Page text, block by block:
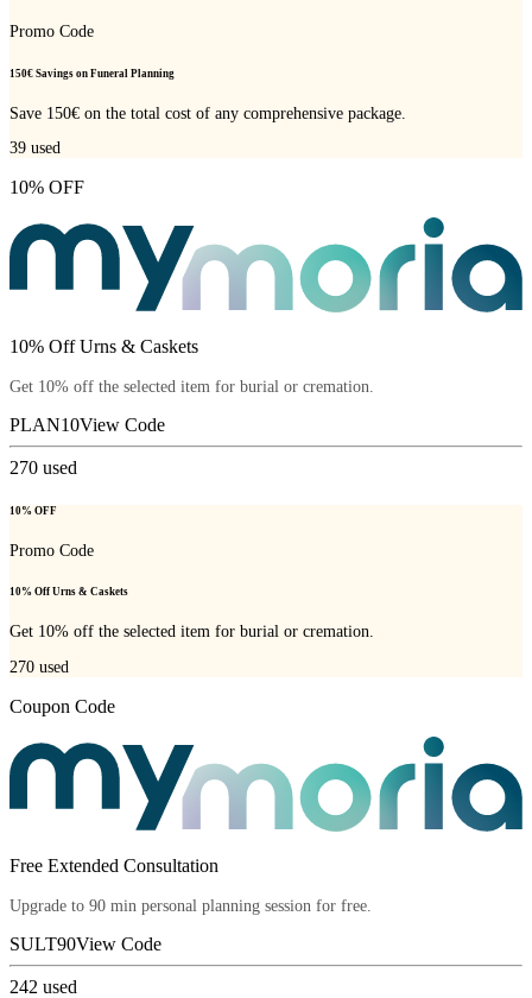
Promo Code
150€ Savings on Funeral Planning
Save 150€ on the total cost of any comprehensive package.
39 used
10% OFF
10% Off Urns & Caskets
Get 10% off the selected item for burial or cremation.
PLAN10View Code
270 used
10% OFF
Promo Code
10% Off Urns & Caskets
Get 10% off the selected item for burial or cremation.
270 used
Coupon Code
Free Extended Consultation
Upgrade to 90 min personal planning session for free.
SULT90View Code
242 used